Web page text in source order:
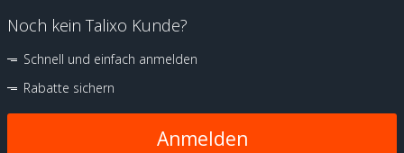
Noch kein Talixo Kunde?
Schnell und einfach anmelden
Rabatte sichern
Anmelden